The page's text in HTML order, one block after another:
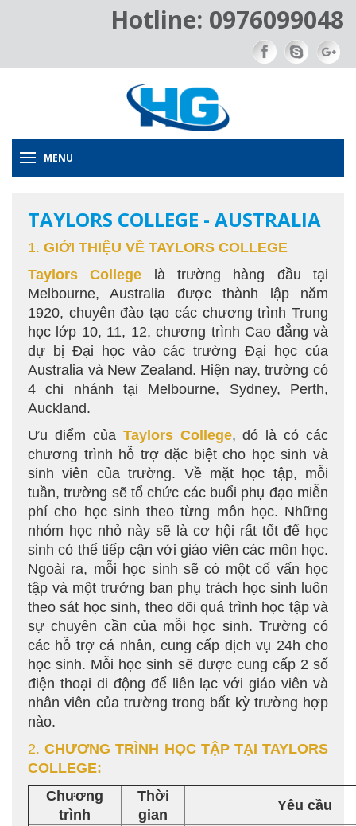
Hotline: 0976099048
MENU
TAYLORS COLLEGE - AUSTRALIA
1. GIỚI THIỆU VỀ TAYLORS COLLEGE
Taylors College là trường hàng đầu tại
Melbourne, Australia được thành lập năm
1920, chuyên đào tạo các chương trình Trung
học lớp 10, 11, 12, chương trình Cao đẳng và
dự bị Đại học vào các trường Đại học của
Australia và New Zealand. Hiện nay, trường có
4 chi nhánh tại Melbourne, Sydney, Perth,
Auckland.
Ưu điểm của Taylors College, đó là có các
chương trình hỗ trợ đặc biệt cho học sinh và
sinh viên của trường. Về mặt học tập, mỗi
tuần, trường sẽ tổ chức các buổi phụ đạo miễn
phí cho học sinh theo từng môn học. Những
nhóm học nhỏ này sẽ là cơ hội rất tốt để học
sinh có thể tiếp cận với giáo viên các môn học.
Ngoài ra, mỗi học sinh sẽ có một cố vấn học
tập và một trưởng ban phụ trách học sinh luôn
theo sát học sinh, theo dõi quá trình học tập và
sự chuyên cần của mỗi học sinh. Trường có
các hỗ trợ cá nhân, cung cấp dịch vụ 24h cho
học sinh. Mỗi học sinh sẽ được cung cấp 2 số
điện thoại di động để liên lạc với giáo viên và
nhân viên của trường trong bất kỳ trường hợp
nào.
2.CHƯƠNG TRÌNH HỌC TẬP TẠI TAYLORS
COLLEGE:
Chương
trình
Thời
gian
Yêu cầu